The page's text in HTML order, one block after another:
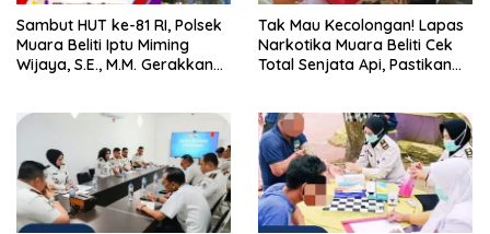
Sambut HUT ke-81 RI, Polsek
Muara Beliti Iptu Miming
Wijaya, S.E., M.M. Gerakkan
Tak Mau Kecolongan! Lapas
Narkotika Muara Beliti Cek
Total Senjata Api, Pastikan